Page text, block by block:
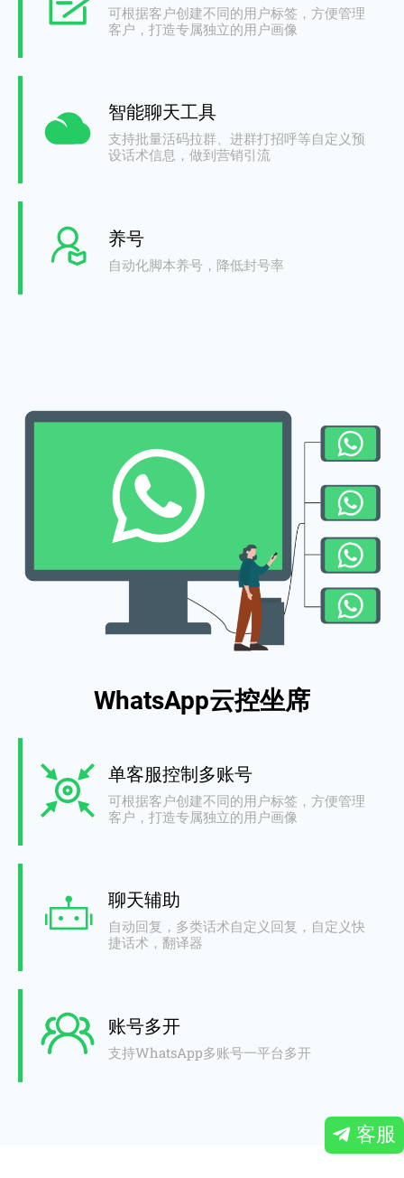
客服
可根据客户创建不同的用户标签，方便管理
客户，打造专属独立的用户画像
智能聊天工具
支持批量活码拉群、进群打招呼等自定义预
设话术信息，做到营销引流
养号
自动化脚本养号，降低封号率
WhatsApp云控坐席
单客服控制多账号
可根据客户创建不同的用户标签，方便管理
客户，打造专属独立的用户画像
聊天辅助
自动回复，多类话术自定义回复，自定义快
捷话术，翻译器
账号多开
支持WhatsApp多账号一平台多开